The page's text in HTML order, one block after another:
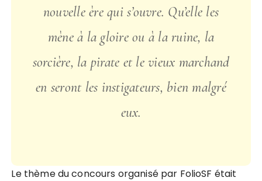
nouvelle ère qui s’ouvre. Qu’elle les
mène à la gloire ou à la ruine, la
sorcière, la pirate et le vieux marchand
en seront les instigateurs, bien malgré
eux.
Le thème du concours organisé par FolioSF était